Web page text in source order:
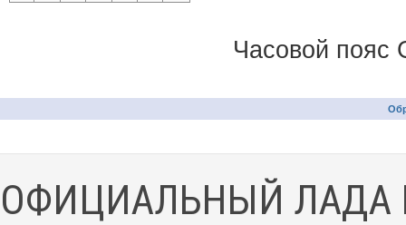
Часовой пояс
ОФИЦИАЛЬНЫЙ ЛАДА